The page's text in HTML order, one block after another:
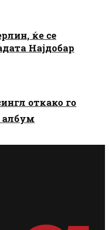
ќе се
Најдобар
откако го
албум